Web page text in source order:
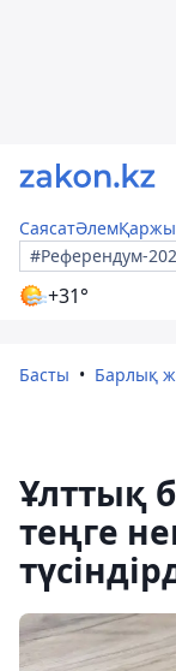
СаясатӘлемҚаржы
#Референдум-
+31°
Басты Барлық
Ұлттық
теңге